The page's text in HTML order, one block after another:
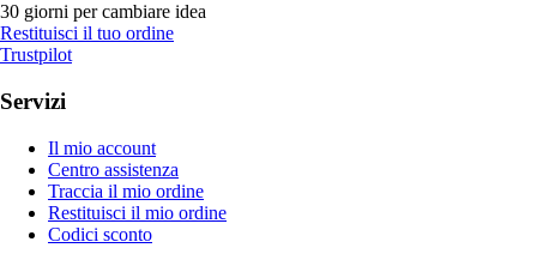
30 giorni per cambiare idea
Restituisci il tuo ordine
Trustpilot
Servizi
Il mio account
Centro assistenza
Traccia il mio ordine
Restituisci il mio ordine
Codici sconto